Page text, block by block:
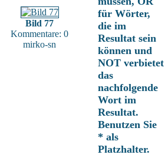
Bild 77
Kommentare: 0
mirko-sn
für Wörter,
die im
Resultat sein
können und
NOT verbietet
das
nachfolgende
Wort im
Resultat.
Benutzen Sie
* als
Platzhalter.